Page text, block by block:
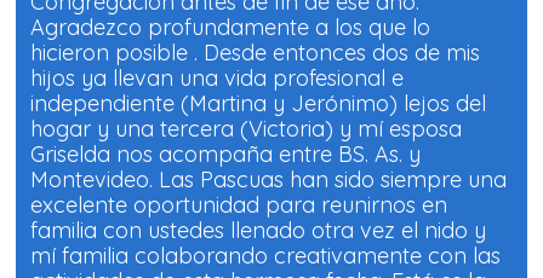
Agradezco profundamente a los que lo
hicieron posible . Desde entonces dos de mis
hijos ya llevan una vida profesional e
independiente (Martina y Jerónimo) lejos del
hogar y una tercera (Victoria) y mí esposa
Griselda nos acompaña entre BS. As. y
Montevideo. Las Pascuas han sido siempre una
excelente oportunidad para reunirnos en
familia con ustedes llenado otra vez el nido y
mí familia colaborando creativamente con las